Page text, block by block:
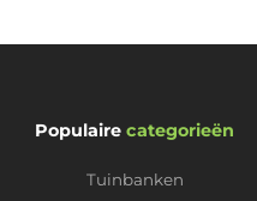
Populaire categorieën
Tuinbanken